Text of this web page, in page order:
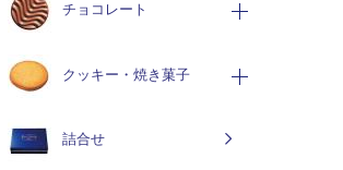
チョコレート
クッキー・焼き菓子
詰合せ